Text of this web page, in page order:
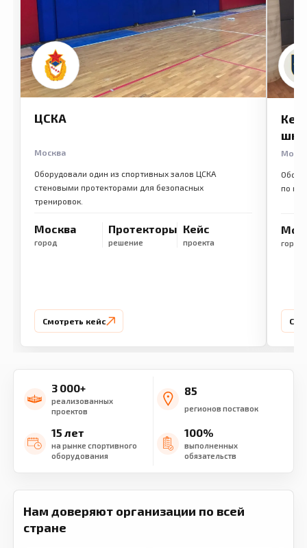
ЦСКА
Москва
Оборудовали один из спортивных залов ЦСКА
стеновыми протекторами для безопасных
тренировок.
Москва
город
Протекторы
решение
Кейс
проекта
Смотреть кейс
по
город
3 000+
реализованных
проектов
85
регионов поставок
15 лет
на рынке спортивного
оборудования
100%
выполненных
обязательств
Нам доверяют организации по всей
стране